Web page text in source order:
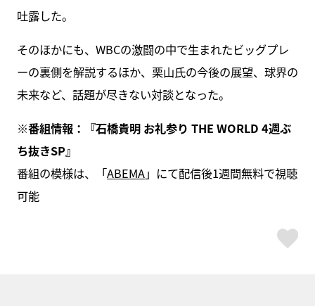
吐露した。
そのほかにも、WBCの激闘の中で生まれたビッグプレ
ーの裏側を解説するほか、栗山氏の今後の展望、球界の
未来など、話題が尽きない対談となった。
※番組情報：『石橋貴明 お礼参り THE WORLD 4週ぶ
ち抜きSP』
番組の模様は、「ABEMA」にて配信後1週間無料で視聴
可能